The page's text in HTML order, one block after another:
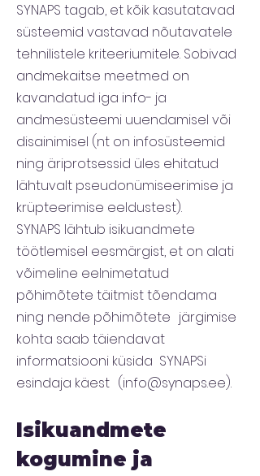
SYNAPS tagab, et kõik kasutatavad
süsteemid vastavad nõutavatele
tehnilistele kriteeriumitele. Sobivad
andmekaitse meetmed on
kavandatud iga info- ja
andmesüsteemi uuendamisel või
disainimisel (nt on infosüsteemid
ning äriprotsessid üles ehitatud
lähtuvalt pseudonümiseerimise ja
krüpteerimise eeldustest).
SYNAPS lähtub isikuandmete
töötlemisel eesmärgist, et on alati
võimeline eelnimetatud
põhimõtete täitmist tõendama
ning nende põhimõtete järgimise
kohta saab täiendavat
informatsiooni küsida SYNAPSi
esindaja käest (info@synaps.ee).
Isikuandmete
kogumine ja